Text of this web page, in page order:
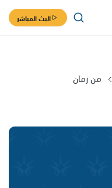
البث المباشر
من زمان